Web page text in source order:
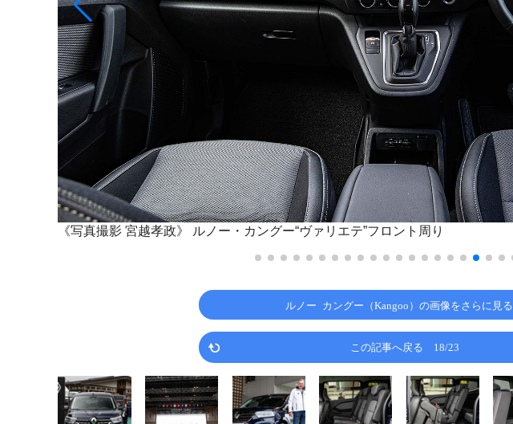
《写真撮影 宮越孝政》 ルノー・カングー“ヴァリエテ”フロント周り
ルノー カングー（Kangoo）の画像をさらに見る
この記事へ戻る 18/23